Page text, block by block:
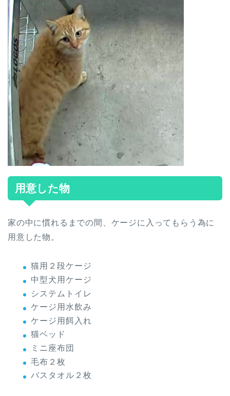
用意した物
家の中に慣れるまでの間、ケージに入ってもらう為に
用意した物。
猫用２段ケージ
中型犬用ケージ
システムトイレ
ケージ用水飲み
ケージ用餌入れ
猫ベッド
ミニ座布団
毛布２枚
バスタオル２枚